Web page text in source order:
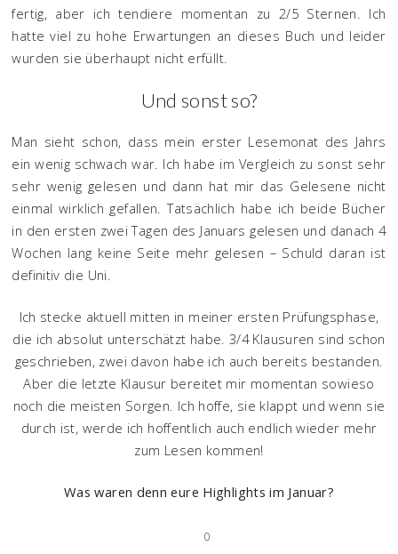
fertig, aber ich tendiere momentan zu 2/5 Sternen. Ich
hatte viel zu hohe Erwartungen an dieses Buch und leider
wurden sie überhaupt nicht erfüllt.
Und sonst so?
Man sieht schon, dass mein erster Lesemonat des Jahrs
ein wenig schwach war. Ich habe im Vergleich zu sonst sehr
sehr wenig gelesen und dann hat mir das Gelesene nicht
einmal wirklich gefallen. Tatsächlich habe ich beide Bücher
in den ersten zwei Tagen des Januars gelesen und danach 4
Wochen lang keine Seite mehr gelesen – Schuld daran ist
definitiv die Uni.
Ich stecke aktuell mitten in meiner ersten Prüfungsphase,
die ich absolut unterschätzt habe. 3/4 Klausuren sind schon
geschrieben, zwei davon habe ich auch bereits bestanden.
Aber die letzte Klausur bereitet mir momentan sowieso
noch die meisten Sorgen. Ich hoffe, sie klappt und wenn sie
durch ist, werde ich hoffentlich auch endlich wieder mehr
zum Lesen kommen!
Was waren denn eure Highlights im Januar?
0